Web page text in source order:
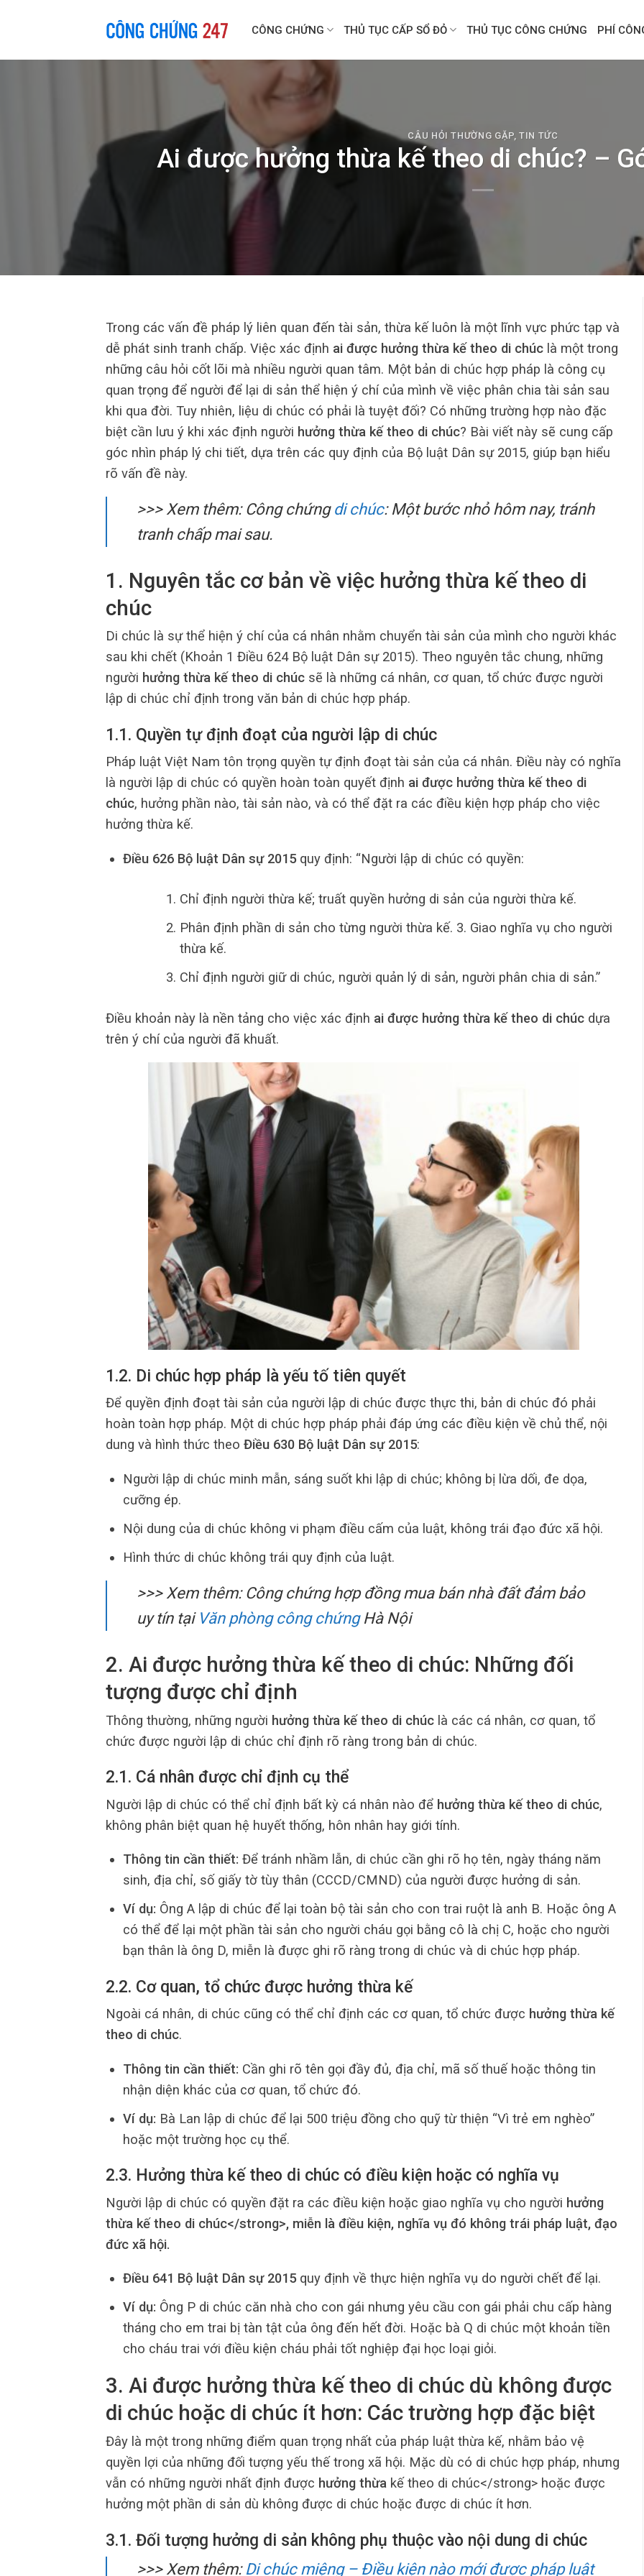
CÔNG CHỨNG THỦ TỤC CẤP SỔ ĐỎ THỦ TỤC CÔNG CHỨNG PHÍ
CÂU HỎI THƯỜNG GẶP,TIN TỨC
Ai được hưởng thừa kế theo di chúc? –
Trong các vấn đề pháp lý liên quan đến tài sản, thừa kế luôn là một lĩnh vực phức tạp và
dễ phát sinh tranh chấp. Việc xác định ai được hưởng thừa kế theo di chúc là một trong
những câu hỏi cốt lõi mà nhiều người quan tâm. Một bản di chúc hợp pháp là công cụ
quan trọng để người để lại di sản thể hiện ý chí của mình về việc phân chia tài sản sau
khi qua đời. Tuy nhiên, liệu di chúc có phải là tuyệt đối? Có những trường hợp nào đặc
biệt cần lưu ý khi xác định người hưởng thừa kế theo di chúc? Bài viết này sẽ cung cấp
góc nhìn pháp lý chi tiết, dựa trên các quy định của Bộ luật Dân sự 2015, giúp bạn hiểu
rõ vấn đề này.
>>> Xem thêm: Công chứng di chúc: Một bước nhỏ hôm nay, tránh
tranh chấp mai sau.
1. Nguyên tắc cơ bản về việc hưởng thừa kế theo di
chúc
Di chúc là sự thể hiện ý chí của cá nhân nhằm chuyển tài sản của mình cho người khác
sau khi chết (Khoản 1 Điều 624 Bộ luật Dân sự 2015). Theo nguyên tắc chung, những
người hưởng thừa kế theo di chúc sẽ là những cá nhân, cơ quan, tổ chức được người
lập di chúc chỉ định trong văn bản di chúc hợp pháp.
1.1. Quyền tự định đoạt của người lập di chúc
Pháp luật Việt Nam tôn trọng quyền tự định đoạt tài sản của cá nhân. Điều này có nghĩa
là người lập di chúc có quyền hoàn toàn quyết định ai được hưởng thừa kế theo di
chúc, hưởng phần nào, tài sản nào, và có thể đặt ra các điều kiện hợp pháp cho việc
hưởng thừa kế.
Điều 626 Bộ luật Dân sự 2015quy định: “Người lập di chúc có quyền:
Chỉ định người thừa kế; truất quyền hưởng di sản của người thừa kế.
Phân định phần di sản cho từng người thừa kế. 3. Giao nghĩa vụ cho người
thừa kế.
Chỉ định người giữ di chúc, người quản lý di sản, người phân chia di sản.”
Điều khoản này là nền tảng cho việc xác định ai được hưởng thừa kế theo di chúc dựa
trên ý chí của người đã khuất.
1.2. Di chúc hợp pháp là yếu tố tiên quyết
Để quyền định đoạt tài sản của người lập di chúc được thực thi, bản di chúc đó phải
hoàn toàn hợp pháp. Một di chúc hợp pháp phải đáp ứng các điều kiện về chủ thể, nội
dung và hình thức theo Điều 630 Bộ luật Dân sự 2015:
Người lập di chúc minh mẫn, sáng suốt khi lập di chúc; không bị lừa dối, đe dọa,
cưỡng ép.
Nội dung của di chúc không vi phạm điều cấm của luật, không trái đạo đức xã hội.
Hình thức di chúc không trái quy định của luật.
>>> Xem thêm: Công chứng hợp đồng mua bán nhà đất đảm bảo
uy tín tại Văn phòng công chứngHà Nội
2. Ai được hưởng thừa kế theo di chúc: Những đối
tượng được chỉ định
Thông thường, những người hưởng thừa kế theo di chúc là các cá nhân, cơ quan, tổ
chức được người lập di chúc chỉ định rõ ràng trong bản di chúc.
2.1. Cá nhân được chỉ định cụ thể
Người lập di chúc có thể chỉ định bất kỳ cá nhân nào để hưởng thừa kế theo di chúc,
không phân biệt quan hệ huyết thống, hôn nhân hay giới tính.
Thông tin cần thiết: Để tránh nhầm lẫn, di chúc cần ghi rõ họ tên, ngày tháng năm
sinh, địa chỉ, số giấy tờ tùy thân (CCCD/CMND) của người được hưởng di sản.
Ví dụ: Ông A lập di chúc để lại toàn bộ tài sản cho con trai ruột là anh B. Hoặc ông A
có thể để lại một phần tài sản cho người cháu gọi bằng cô là chị C, hoặc cho người
bạn thân là ông D, miễn là được ghi rõ ràng trong di chúc và di chúc hợp pháp.
2.2. Cơ quan, tổ chức được hưởng thừa kế
Ngoài cá nhân, di chúc cũng có thể chỉ định các cơ quan, tổ chức được hưởng thừa kế
theo di chúc.
Thông tin cần thiết: Cần ghi rõ tên gọi đầy đủ, địa chỉ, mã số thuế hoặc thông tin
nhận diện khác của cơ quan, tổ chức đó.
Ví dụ: Bà Lan lập di chúc để lại 500 triệu đồng cho quỹ từ thiện “Vì trẻ em nghèo”
hoặc một trường học cụ thể.
2.3. Hưởng thừa kế theo di chúc có điều kiện hoặc có nghĩa vụ
Người lập di chúc có quyền đặt ra các điều kiện hoặc giao nghĩa vụ cho người hưởng
thừa kế theo di chúc</strong>, miễn là điều kiện, nghĩa vụ đó không trái pháp luật, đạo
đức xã hội.
Điều 641 Bộ luật Dân sự 2015quy định về thực hiện nghĩa vụ do người chết để lại.
Ví dụ: Ông P di chúc căn nhà cho con gái nhưng yêu cầu con gái phải chu cấp hàng
tháng cho em trai bị tàn tật của ông đến hết đời. Hoặc bà Q di chúc một khoản tiền
cho cháu trai với điều kiện cháu phải tốt nghiệp đại học loại giỏi.
3. Ai được hưởng thừa kế theo di chúc dù không được
di chúc hoặc di chúc ít hơn: Các trường hợp đặc biệt
Đây là một trong những điểm quan trọng nhất của pháp luật thừa kế, nhằm bảo vệ
quyền lợi của những đối tượng yếu thế trong xã hội. Mặc dù có di chúc hợp pháp, nhưng
vẫn có những người nhất định được hưởng thừa kế theo di chúc</strong> hoặc được
hưởng một phần di sản dù không được di chúc hoặc được di chúc ít hơn.
3.1. Đối tượng hưởng di sản không phụ thuộc vào nội dung di chúc
>>> Xem thêm: Di chúc miệng – Điều kiện nào mới được pháp luật